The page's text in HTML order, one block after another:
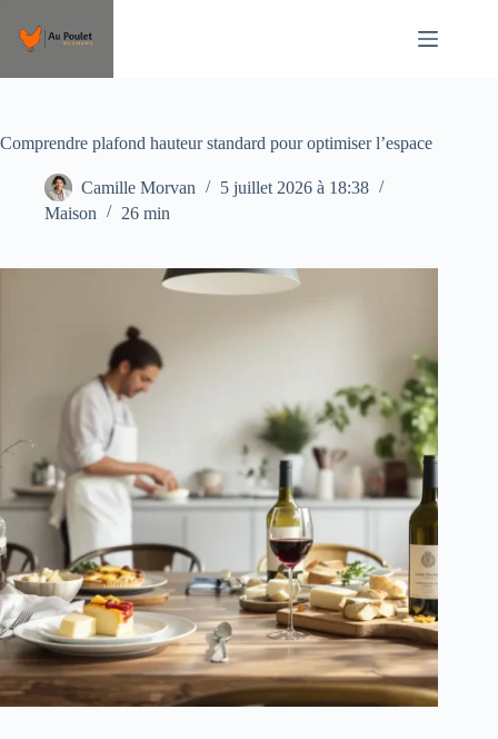
contenu
Comprendre plafond hauteur standard pour optimiser l’espace
Camille Morvan
5 juillet 2026 à 18:38
Maison
26 min